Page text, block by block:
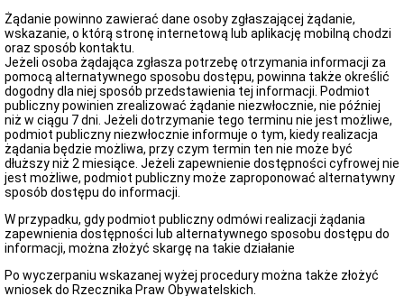
Żądanie powinno zawierać dane osoby zgłaszającej żądanie,
wskazanie, o którą stronę internetową lub aplikację mobilną chodzi
oraz sposób kontaktu.
Jeżeli osoba żądająca zgłasza potrzebę otrzymania informacji za
pomocą alternatywnego sposobu dostępu, powinna także określić
dogodny dla niej sposób przedstawienia tej informacji. Podmiot
publiczny powinien zrealizować żądanie niezwłocznie, nie później
niż w ciągu 7 dni. Jeżeli dotrzymanie tego terminu nie jest możliwe,
podmiot publiczny niezwłocznie informuje o tym, kiedy realizacja
żądania będzie możliwa, przy czym termin ten nie może być
dłuższy niż 2 miesiące. Jeżeli zapewnienie dostępności cyfrowej nie
jest możliwe, podmiot publiczny może zaproponować alternatywny
sposób dostępu do informacji.
W przypadku, gdy podmiot publiczny odmówi realizacji żądania
zapewnienia dostępności lub alternatywnego sposobu dostępu do
informacji, można złożyć skargę na takie działanie
Po wyczerpaniu wskazanej wyżej procedury można także złożyć
wniosek do Rzecznika Praw Obywatelskich